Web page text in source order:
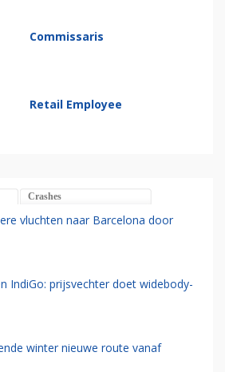
Commissaris
Retail Employee
Crashes
vluchten naar Barcelona door
IndiGo: prijsvechter doet widebody-
winter nieuwe route vanaf